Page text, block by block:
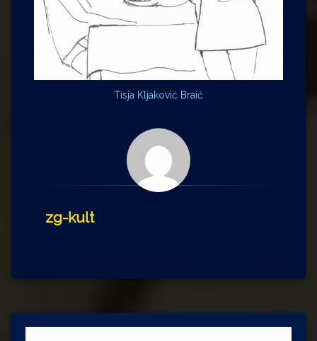
Tisja Kljaković Braić
zg-kult